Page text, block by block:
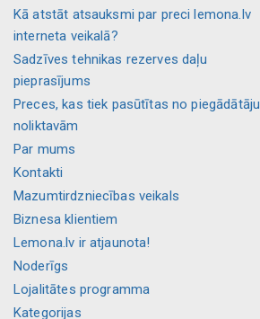
Kā atstāt atsauksmi par preci lemona.lv
interneta veikalā?
Sadzīves tehnikas rezerves daļu
pieprasījums
Preces, kas tiek pasūtītas no piegādātāju
noliktavām
Par mums
Kontakti
Mazumtirdzniecības veikals
Biznesa klientiem
Lemona.lv ir atjaunota!
Noderīgs
Lojalitātes programma
Kategorijas